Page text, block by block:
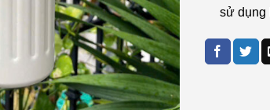
sử dụng